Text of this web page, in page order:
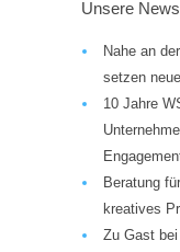
Unsere
Nahe an
setzen
10 Jahre
Beratung
kreatives
Zu Gast